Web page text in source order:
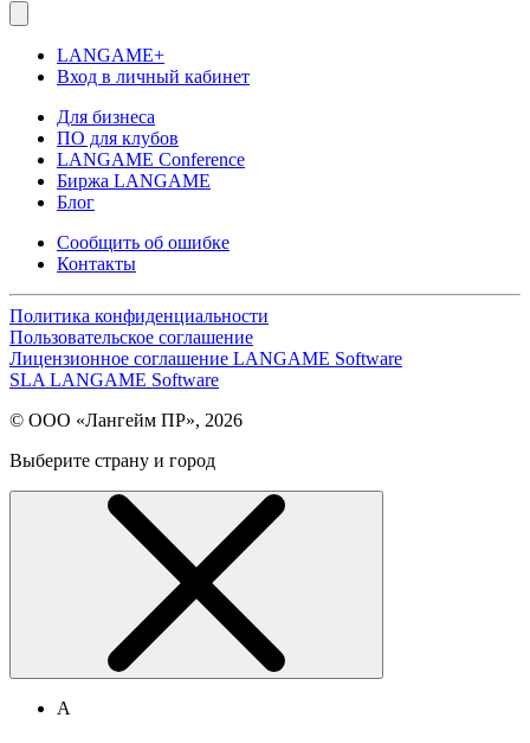
LANGAME+
Вход в личный кабинет
Для бизнеса
ПО для клубов
LANGAME Conference
Биржа LANGAME
Блог
Сообщить об ошибке
Контакты
Политика конфиденциальности
Пользовательское соглашение
Лицензионное соглашение LANGAME Software
SLA LANGAME Software
© ООО «Лангейм ПР», 2026
Выберите страну и город
А